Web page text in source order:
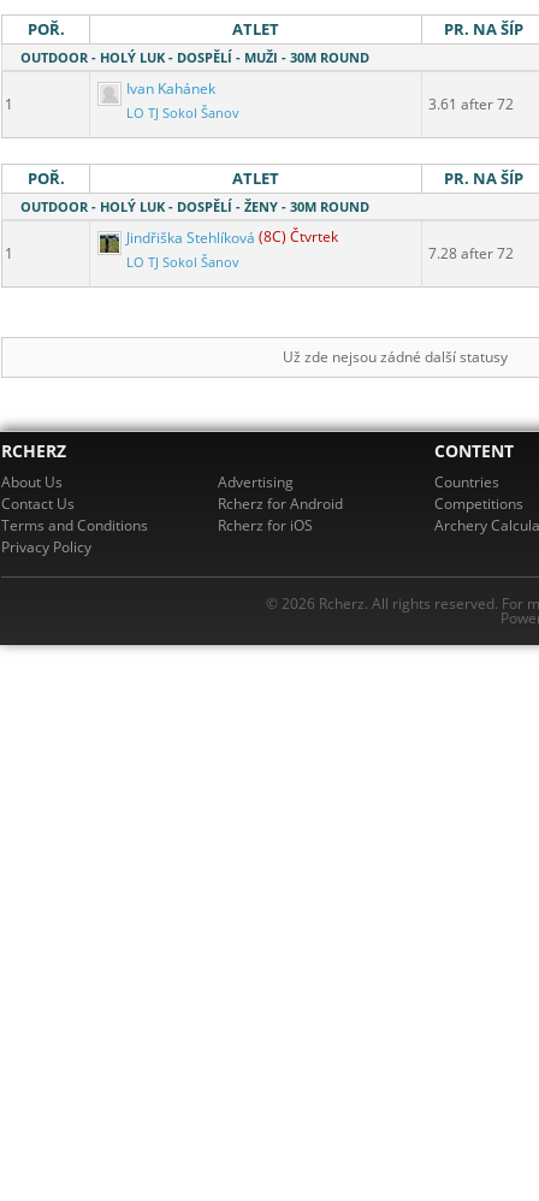
POŘ. ATLET PR. NA ŠÍP
OUTDOOR - HOLÝ LUK - DOSPĚLÍ - MUŽI - 30M ROUND
1
Ivan Kahánek
LO TJ Sokol Šanov 3.61 after 72
POŘ. ATLET PR. NA ŠÍP
OUTDOOR - HOLÝ LUK - DOSPĚLÍ - ŽENY - 30M ROUND
1
Jindřiška Stehlíková (8C) Čtvrtek
LO TJ Sokol Šanov 7.28 after 72
Už zde nejsou zádné další statusy
RCHERZ
About Us
Contact Us
Terms and Conditions
Privacy Policy
Advertising
Rcherz for Android
Rcherz for iOS
CONTENT
Countries
Competitions
Archery
© 2026 Rcherz. All rights reserved. For